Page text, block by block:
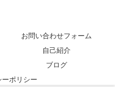
お問い合わせフォーム
自己紹介
ブログ
ーポリシー